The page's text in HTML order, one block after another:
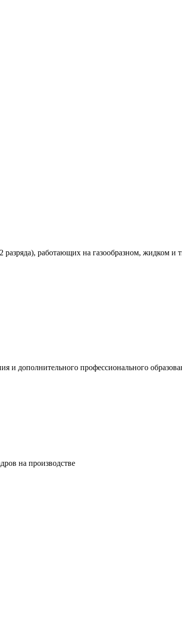
работающих на газообразном, жидком и
и дополнительного профессионального
на производстве